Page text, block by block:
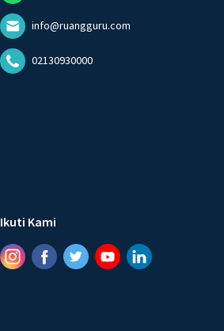
info@ruangguru.com
02130930000
Ikuti Kami